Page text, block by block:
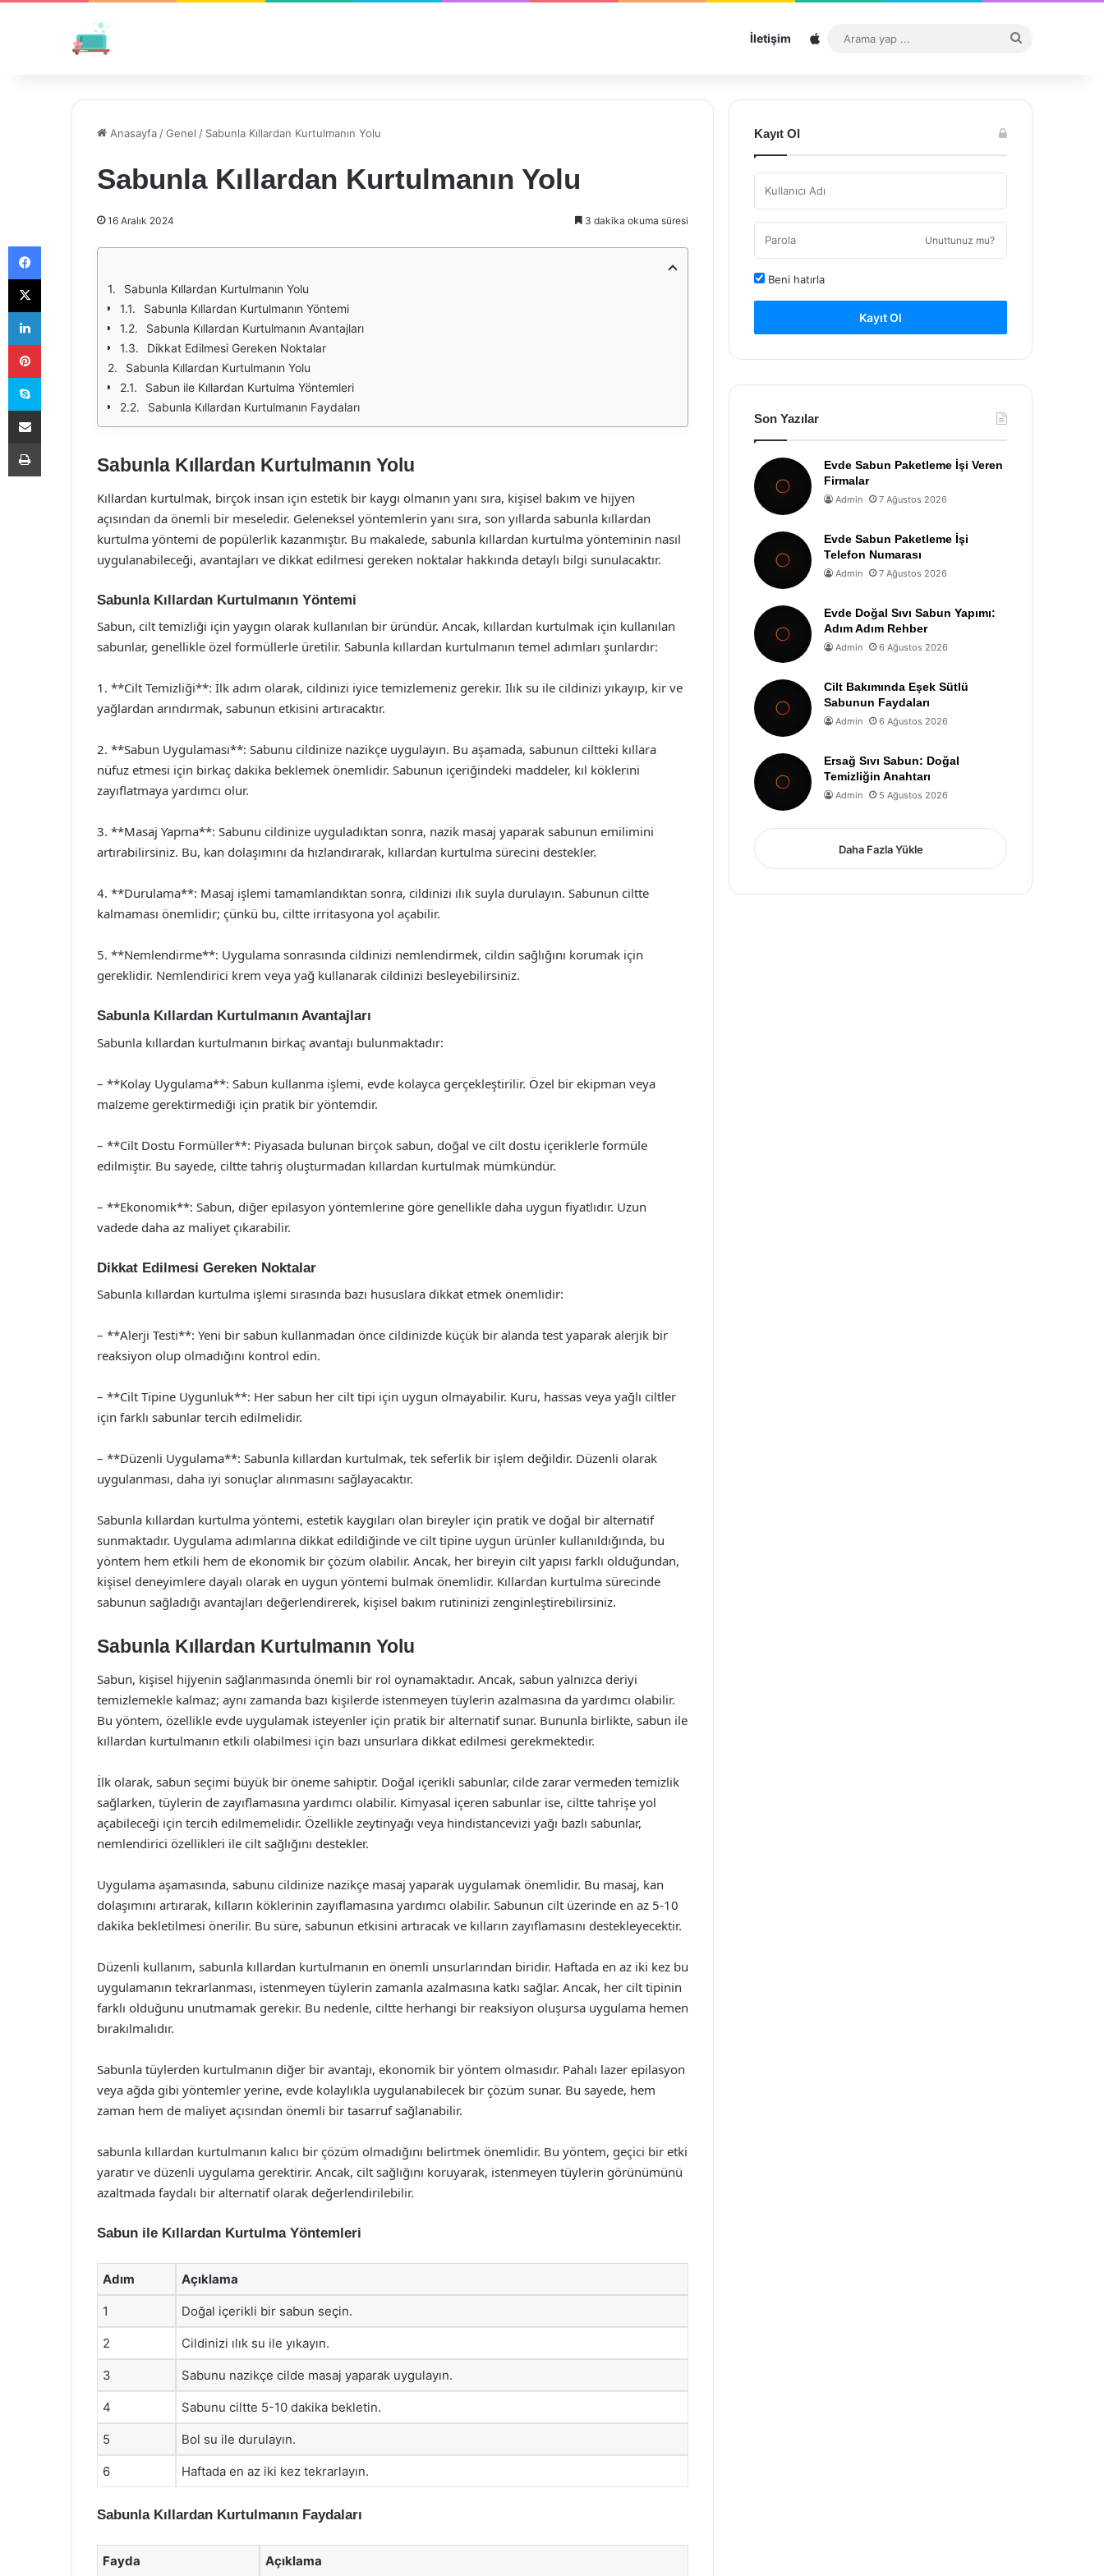
İletişim Sitemap
...
Anasayfa /Genel / Sabunla Kıllardan Kurtulmanın Yolu
Sabunla Kıllardan Kurtulmanın Yolu
16 Aralık 2024 3 dakika okuma süresi
Sabunla Kıllardan Kurtulmanın Yolu
Sabunla Kıllardan Kurtulmanın Yöntemi
Sabunla Kıllardan Kurtulmanın Avantajları
Dikkat Edilmesi Gereken Noktalar
Sabunla Kıllardan Kurtulmanın Yolu
Sabun ile Kıllardan Kurtulma Yöntemleri
Sabunla Kıllardan Kurtulmanın Faydaları
Sabunla Kıllardan Kurtulmanın Yolu
Kıllardan kurtulmak, birçok insan için estetik bir kaygı olmanın yanı sıra, kişisel bakım ve hijyen
açısından da önemli bir meseledir. Geleneksel yöntemlerin yanı sıra, son yıllarda sabunla kıllardan
kurtulma yöntemi de popülerlik kazanmıştır. Bu makalede, sabunla kıllardan kurtulma yönteminin nasıl
uygulanabileceği, avantajları ve dikkat edilmesi gereken noktalar hakkında detaylı bilgi sunulacaktır.
Sabunla Kıllardan Kurtulmanın Yöntemi
Sabun, cilt temizliği için yaygın olarak kullanılan bir üründür. Ancak, kıllardan kurtulmak için kullanılan
sabunlar, genellikle özel formüllerle üretilir. Sabunla kıllardan kurtulmanın temel adımları şunlardır:
1. **Cilt Temizliği**: İlk adım olarak, cildinizi iyice temizlemeniz gerekir. Ilık su ile cildinizi yıkayıp, kir ve
yağlardan arındırmak, sabunun etkisini artıracaktır.
2. **Sabun Uygulaması**: Sabunu cildinize nazikçe uygulayın. Bu aşamada, sabunun ciltteki kıllara
nüfuz etmesi için birkaç dakika beklemek önemlidir. Sabunun içeriğindeki maddeler, kıl köklerini
zayıflatmaya yardımcı olur.
3. **Masaj Yapma**: Sabunu cildinize uyguladıktan sonra, nazik masaj yaparak sabunun emilimini
artırabilirsiniz. Bu, kan dolaşımını da hızlandırarak, kıllardan kurtulma sürecini destekler.
4. **Durulama**: Masaj işlemi tamamlandıktan sonra, cildinizi ılık suyla durulayın. Sabunun ciltte
kalmaması önemlidir; çünkü bu, ciltte irritasyona yol açabilir.
5. **Nemlendirme**: Uygulama sonrasında cildinizi nemlendirmek, cildin sağlığını korumak için
gereklidir. Nemlendirici krem veya yağ kullanarak cildinizi besleyebilirsiniz.
Sabunla Kıllardan Kurtulmanın Avantajları
Sabunla kıllardan kurtulmanın birkaç avantajı bulunmaktadır:
– **Kolay Uygulama**: Sabun kullanma işlemi, evde kolayca gerçekleştirilir. Özel bir ekipman veya
malzeme gerektirmediği için pratik bir yöntemdir.
– **Cilt Dostu Formüller**: Piyasada bulunan birçok sabun, doğal ve cilt dostu içeriklerle formüle
edilmiştir. Bu sayede, ciltte tahriş oluşturmadan kıllardan kurtulmak mümkündür.
– **Ekonomik**: Sabun, diğer epilasyon yöntemlerine göre genellikle daha uygun fiyatlıdır. Uzun
vadede daha az maliyet çıkarabilir.
Dikkat Edilmesi Gereken Noktalar
Sabunla kıllardan kurtulma işlemi sırasında bazı hususlara dikkat etmek önemlidir:
– **Alerji Testi**: Yeni bir sabun kullanmadan önce cildinizde küçük bir alanda test yaparak alerjik bir
reaksiyon olup olmadığını kontrol edin.
– **Cilt Tipine Uygunluk**: Her sabun her cilt tipi için uygun olmayabilir. Kuru, hassas veya yağlı ciltler
için farklı sabunlar tercih edilmelidir.
– **Düzenli Uygulama**: Sabunla kıllardan kurtulmak, tek seferlik bir işlem değildir. Düzenli olarak
uygulanması, daha iyi sonuçlar alınmasını sağlayacaktır.
Sabunla kıllardan kurtulma yöntemi, estetik kaygıları olan bireyler için pratik ve doğal bir alternatif
sunmaktadır. Uygulama adımlarına dikkat edildiğinde ve cilt tipine uygun ürünler kullanıldığında, bu
yöntem hem etkili hem de ekonomik bir çözüm olabilir. Ancak, her bireyin cilt yapısı farklı olduğundan,
kişisel deneyimlere dayalı olarak en uygun yöntemi bulmak önemlidir. Kıllardan kurtulma sürecinde
sabunun sağladığı avantajları değerlendirerek, kişisel bakım rutininizi zenginleştirebilirsiniz.
Sabunla Kıllardan Kurtulmanın Yolu
Sabun, kişisel hijyenin sağlanmasında önemli bir rol oynamaktadır. Ancak, sabun yalnızca deriyi
temizlemekle kalmaz; aynı zamanda bazı kişilerde istenmeyen tüylerin azalmasına da yardımcı olabilir.
Bu yöntem, özellikle evde uygulamak isteyenler için pratik bir alternatif sunar. Bununla birlikte, sabun ile
kıllardan kurtulmanın etkili olabilmesi için bazı unsurlara dikkat edilmesi gerekmektedir.
İlk olarak, sabun seçimi büyük bir öneme sahiptir. Doğal içerikli sabunlar, cilde zarar vermeden temizlik
sağlarken, tüylerin de zayıflamasına yardımcı olabilir. Kimyasal içeren sabunlar ise, ciltte tahrişe yol
açabileceği için tercih edilmemelidir. Özellikle zeytinyağı veya hindistancevizi yağı bazlı sabunlar,
nemlendirici özellikleri ile cilt sağlığını destekler.
Uygulama aşamasında, sabunu cildinize nazikçe masaj yaparak uygulamak önemlidir. Bu masaj, kan
dolaşımını artırarak, kılların köklerinin zayıflamasına yardımcı olabilir. Sabunun cilt üzerinde en az 5-10
dakika bekletilmesi önerilir. Bu süre, sabunun etkisini artıracak ve kılların zayıflamasını destekleyecektir.
Düzenli kullanım, sabunla kıllardan kurtulmanın en önemli unsurlarından biridir. Haftada en az iki kez bu
uygulamanın tekrarlanması, istenmeyen tüylerin zamanla azalmasına katkı sağlar. Ancak, her cilt tipinin
farklı olduğunu unutmamak gerekir. Bu nedenle, ciltte herhangi bir reaksiyon oluşursa uygulama hemen
bırakılmalıdır.
Sabunla tüylerden kurtulmanın diğer bir avantajı, ekonomik bir yöntem olmasıdır. Pahalı lazer epilasyon
veya ağda gibi yöntemler yerine, evde kolaylıkla uygulanabilecek bir çözüm sunar. Bu sayede, hem
zaman hem de maliyet açısından önemli bir tasarruf sağlanabilir.
sabunla kıllardan kurtulmanın kalıcı bir çözüm olmadığını belirtmek önemlidir. Bu yöntem, geçici bir etki
yaratır ve düzenli uygulama gerektirir. Ancak, cilt sağlığını koruyarak, istenmeyen tüylerin görünümünü
azaltmada faydalı bir alternatif olarak değerlendirilebilir.
Sabun ile Kıllardan Kurtulma Yöntemleri
Adım Açıklama
1 Doğal içerikli bir sabun seçin.
2 Cildinizi ılık su ile yıkayın.
3 Sabunu nazikçe cilde masaj yaparak uygulayın.
4 Sabunu ciltte 5-10 dakika bekletin.
5 Bol su ile durulayın.
6 Haftada en az iki kez tekrarlayın.
Sabunla Kıllardan Kurtulmanın Faydaları
Fayda Açıklama
Kayıt Ol
Unuttunuz mu?
Beni hatırla
Kayıt Ol
Son Yazılar
Evde Sabun Paketleme İşi Veren
Firmalar
Admin 7 Ağustos 2026
Evde Sabun Paketleme İşi
Telefon Numarası
Admin 7 Ağustos 2026
Evde Doğal Sıvı Sabun Yapımı:
Adım Adım Rehber
Admin 6 Ağustos 2026
Cilt Bakımında Eşek Sütlü
Sabunun Faydaları
Admin 6 Ağustos 2026
Ersağ Sıvı Sabun: Doğal
Temizliğin Anahtarı
Admin 5 Ağustos 2026
Daha Fazla Yükle
Facebook
X
LinkedIn
Pinterest
Skype
E-Posta ile paylaş